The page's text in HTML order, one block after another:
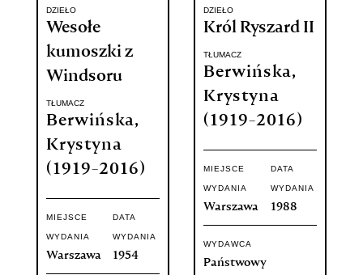
DZIEŁO
Wesołe
kumoszki z
Windsoru
TŁUMACZ
Berwińska,
Krystyna
(1919-2016)
MIEJSCE
WYDANIA
Warszawa
DATA
WYDANIA
1954
DZIEŁO
Król Ryszard II
TŁUMACZ
Berwińska,
Krystyna
(1919-2016)
MIEJSCE
WYDANIA
Warszawa
DATA
WYDANIA
1988
WYDAWCA
Państwowy